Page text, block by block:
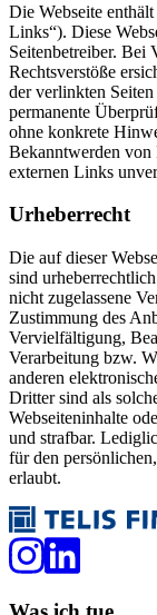
Die Webseite
Links“). Diese
Seitenbetreiber. Bei
Rechtsverstöße
der verlinkten
permanente
ohne konkrete
Bekanntwerden von
externen Links
Urheberrecht
Die auf dieser
sind
nicht zugelassene
Zustimmung des
Vervielfältigung,
Verarbeitung bzw.
anderen
Dritter sind als
Webseiteninhalte
und strafbar.
für den
erlaubt.